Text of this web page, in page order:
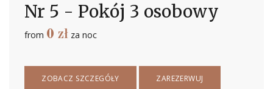
from 0 zł za noc
Nr 5 - Pokój 3 osobowy
ZOBACZ SZCZEGÓŁY ZAREZERWUJ